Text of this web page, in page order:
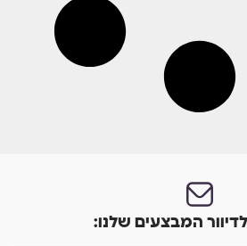
המבצעים שלנו: